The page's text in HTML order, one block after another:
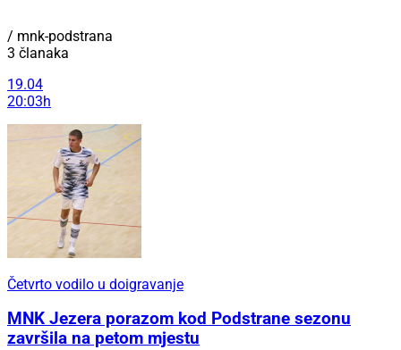
/ mnk-podstrana
3 članaka
19.04
20:03h
Četvrto vodilo u doigravanje
MNK Jezera porazom kod Podstrane sezonu
završila na petom mjestu